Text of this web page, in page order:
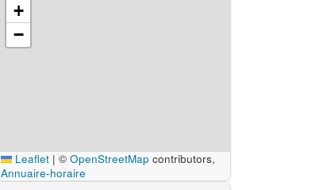
+
−
Leaflet | © OpenStreetMap contributors,
Annuaire-horaire